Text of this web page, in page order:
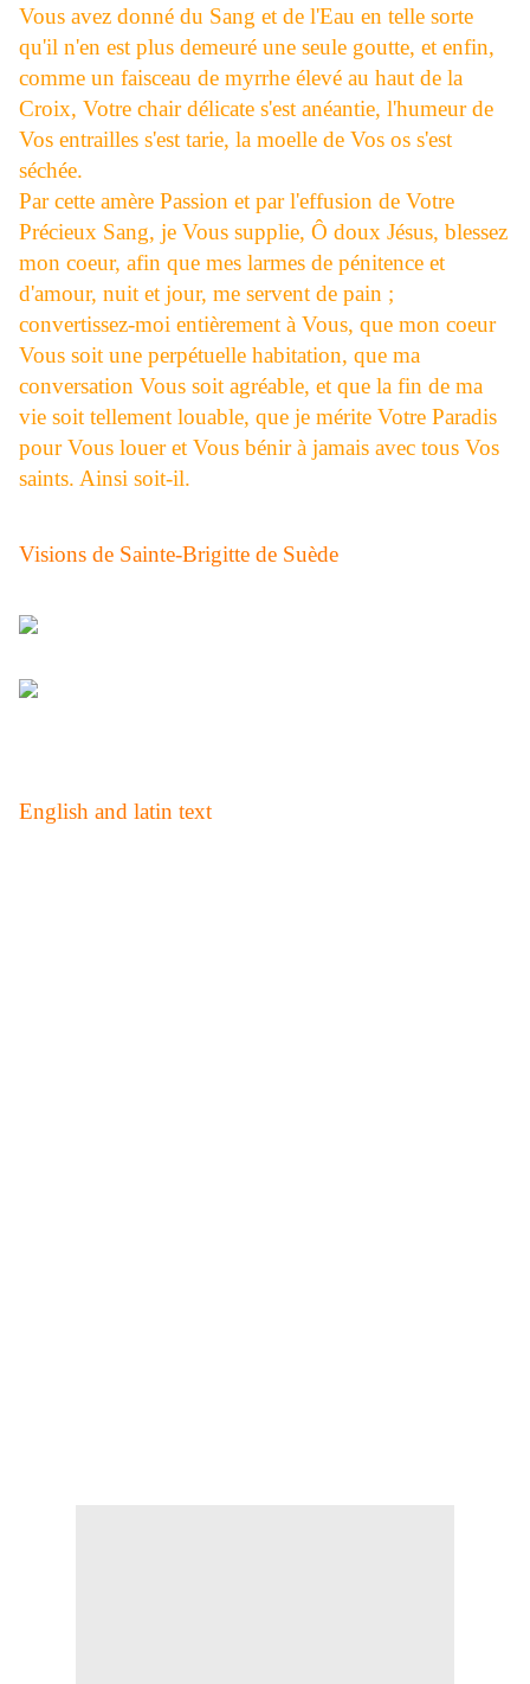
Vous avez donné du Sang et de l'Eau en telle sorte
qu'il n'en est plus demeuré une seule goutte, et enfin,
comme un faisceau de myrrhe élevé au haut de la
Croix, Votre chair délicate s'est anéantie, l'humeur de
Vos entrailles s'est tarie, la moelle de Vos os s'est
séchée.
Par cette amère Passion et par l'effusion de Votre
Précieux Sang, je Vous supplie, Ô doux Jésus, blessez
mon coeur, afin que mes larmes de pénitence et
d'amour, nuit et jour, me servent de pain ;
convertissez-moi entièrement à Vous, que mon coeur
Vous soit une perpétuelle habitation, que ma
conversation Vous soit agréable, et que la fin de ma
vie soit tellement louable, que je mérite Votre Paradis
pour Vous louer et Vous bénir à jamais avec tous Vos
saints. Ainsi soit-il.
Visions de Sainte-Brigitte de Suède
English and latin text